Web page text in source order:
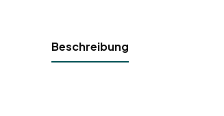
Beschreibung